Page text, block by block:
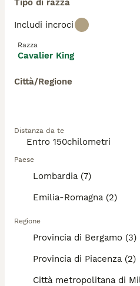
Tipo di razza
Includi incroci
Razza
Cavalier King
Città/Regione
Distanza da te
Paese
Lombardia (7)
Emilia-Romagna (2)
Regione
Provincia di Bergamo (3)
Provincia di Piacenza (2)
Città metropolitana di